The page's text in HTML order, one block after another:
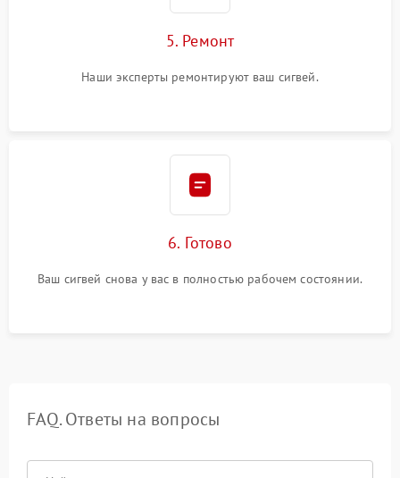
5. Ремонт
Наши эксперты ремонтируют ваш сигвей.
6. Готово
Ваш сигвей снова у вас в полностью рабочем состоянии.
FAQ. Ответы на вопросы